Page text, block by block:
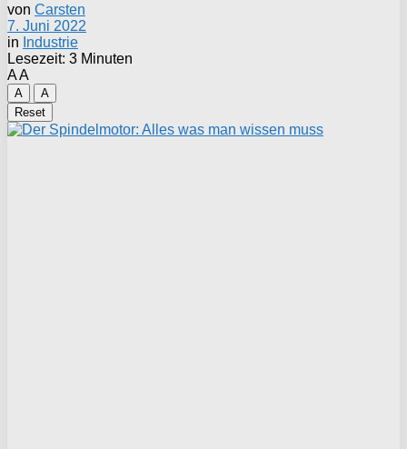
von Carsten
7. Juni 2022
in Industrie
Lesezeit: 3 Minuten
AA
A
A
Reset